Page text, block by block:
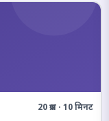
20 प्रश्न · 10 मिनट